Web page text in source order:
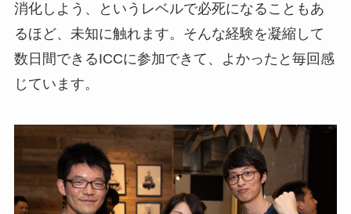
消化しよう、というレベルで必死になることもあ
るほど、未知に触れます。そんな経験を凝縮して
数日間できるICCに参加できて、よかったと毎回感
じています。